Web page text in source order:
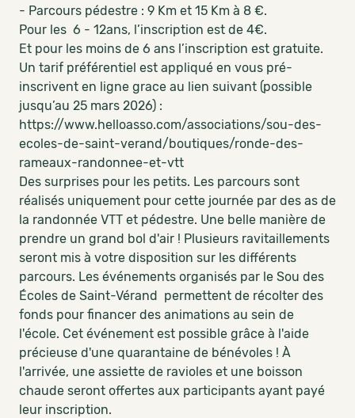
- Parcours pédestre : 9 Km et 15 Km à 8 €.
Pour les 6 - 12ans, l’inscription est de 4€.
Et pour les moins de 6 ans l’inscription est gratuite.
Un tarif préférentiel est appliqué en vous pré-
inscrivent en ligne grace au lien suivant (possible
jusqu’au 25 mars 2026) :
https://www.helloasso.com/associations/sou-des-
ecoles-de-saint-verand/boutiques/ronde-des-
rameaux-randonnee-et-vtt
Des surprises pour les petits. Les parcours sont
réalisés uniquement pour cette journée par des as de
la randonnée VTT et pédestre. Une belle manière de
prendre un grand bol d'air ! Plusieurs ravitaillements
seront mis à votre disposition sur les différents
parcours. Les événements organisés par le Sou des
Écoles de Saint-Vérand permettent de récolter des
fonds pour financer des animations au sein de
l'école. Cet événement est possible grâce à l'aide
précieuse d'une quarantaine de bénévoles ! À
l'arrivée, une assiette de ravioles et une boisson
chaude seront offertes aux participants ayant payé
leur inscription.